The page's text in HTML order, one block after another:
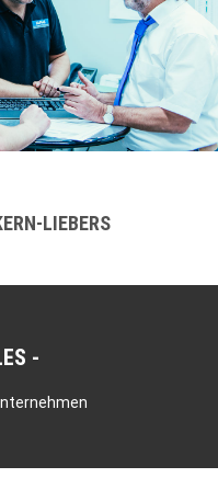
LIEBERS